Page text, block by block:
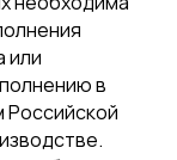
или
в
Российской